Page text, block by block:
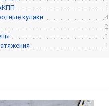
1
кулаки
4
2
1
1